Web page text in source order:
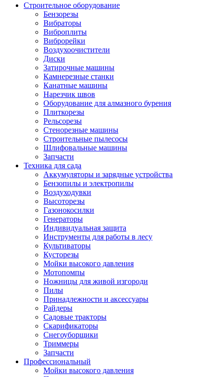
Строительное оборудование
Бензорезы
Вибраторы
Виброплиты
Виброрейки
Воздухоочистители
Диски
Затирочные машины
Камнерезные станки
Канатные машины
Нарезчик швов
Оборудование для алмазного бурения
Плиткорезы
Рельсорезы
Стенорезные машины
Строительные пылесосы
Шлифовальные машины
Запчасти
Техника для сада
Аккумуляторы и зарядные устройства
Бензопилы и электропилы
Воздуходувки
Высоторезы
Газонокосилки
Генераторы
Индивидуальная защита
Инструменты для работы в лесу
Культиваторы
Кусторезы
Мойки высокого давления
Мотопомпы
Ножницы для живой изгороди
Пилы
Принадлежности и аксессуары
Райдеры
Садовые тракторы
Скарификаторы
Снегоуборщики
Триммеры
Запчасти
Профессиональный
Мойки высокого давления